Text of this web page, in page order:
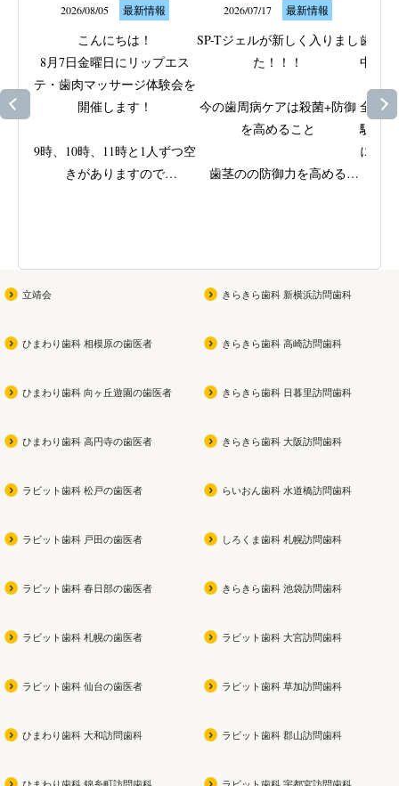
2026/08/05 最新情報
こんにちは！
8月7日金曜日にリップエス
テ・歯肉マッサージ体験会を
開催します！
9時、10時、11時と1人ずつ空
きがありますので
ぜひ遊びに来てください
2026/07/17 最新情報
SP-Tジェルが新しく入りまし
た！！！
今の歯周病ケアは殺菌+防御
を高めること
歯茎のの防御力を高める
よかったら買ってみてくださ
私も今使用中です！！
歯ぐ
中の
全身
駅近
に取
を支
立靖会
ひまわり歯科 相模原の歯医者
ひまわり歯科 向ヶ丘遊園の歯医者
ひまわり歯科 高円寺の歯医者
ラビット歯科 松戸の歯医者
ラビット歯科 戸田の歯医者
ラビット歯科 春日部の歯医者
ラビット歯科 札幌の歯医者
ラビット歯科 仙台の歯医者
ひまわり歯科 大和訪問歯科
きらきら歯科 新横浜訪問歯科
きらきら歯科 高崎訪問歯科
きらきら歯科 日暮里訪問歯科
きらきら歯科 大阪訪問歯科
らいおん歯科 水道橋訪問歯科
しろくま歯科 札幌訪問歯科
きらきら歯科 池袋訪問歯科
ラビット歯科 大宮訪問歯科
ラビット歯科 草加訪問歯科
ラビット歯科 郡山訪問歯科